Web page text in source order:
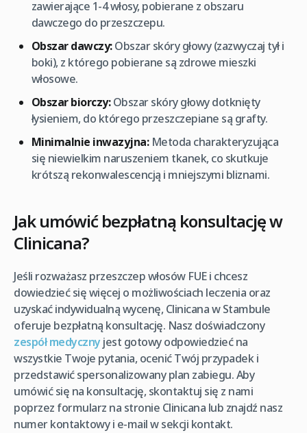
zawierające 1-4 włosy, pobierane z obszaru
dawczego do przeszczepu.
Obszar dawczy:Obszar skóry głowy (zazwyczaj tył i
boki), z którego pobierane są zdrowe mieszki
włosowe.
Obszar biorczy:Obszar skóry głowy dotknięty
łysieniem, do którego przeszczepiane są grafty.
Minimalnie inwazyjna:Metoda charakteryzująca
się niewielkim naruszeniem tkanek, co skutkuje
krótszą rekonwalescencją i mniejszymi bliznami.
Jak umówić bezpłatną konsultację w
Clinicana?
Jeśli rozważasz przeszczep włosów FUE i chcesz
dowiedzieć się więcej o możliwościach leczenia oraz
uzyskać indywidualną wycenę, Clinicana w Stambule
oferuje bezpłatną konsultację. Nasz doświadczony
zespół medycznyjest gotowy odpowiedzieć na
wszystkie Twoje pytania, ocenić Twój przypadek i
przedstawić spersonalizowany plan zabiegu. Aby
umówić się na konsultację, skontaktuj się z nami
poprzez formularz na stronie Clinicana lub znajdź nasz
numer kontaktowy i e-mail w sekcji kontakt.